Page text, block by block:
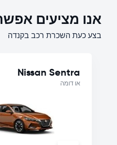
אנו מציעים
בצע כעת השכרת רכב בקנדה
Nissan Sentra
או דומה